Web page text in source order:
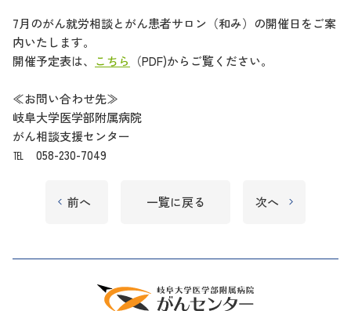
7月のがん就労相談とがん患者サロン（和み）の開催日をご案
内いたします。
開催予定表は、 こちら （PDF)からご覧ください。
≪お問い合わせ先≫
岐阜大学医学部附属病院
がん相談支援センター
℡ 058-230-7049
前へ 一覧に戻る 次へ